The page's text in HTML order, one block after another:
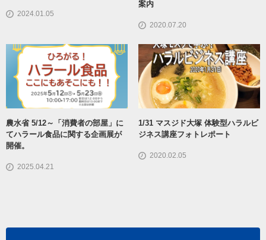
2024.01.05
案内
2020.07.20
農水省 5/12～「消費者の部屋」に
てハラール食品に関する企画展が
開催。
2025.04.21
1/31 マスジド大塚 体験型ハラルビ
ジネス講座フォトレポート
2020.02.05